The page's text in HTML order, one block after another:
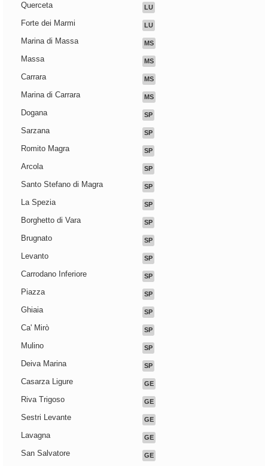
Querceta LU
Forte dei Marmi LU
Marina di Massa MS
Massa MS
Carrara MS
Marina di Carrara MS
Dogana SP
Sarzana SP
Romito Magra SP
Arcola SP
Santo Stefano di Magra SP
La Spezia SP
Borghetto di Vara SP
Brugnato SP
Levanto SP
Carrodano Inferiore SP
Piazza SP
Ghiaia SP
Ca' Mirò SP
Mulino SP
Deiva Marina SP
Casarza Ligure GE
Riva Trigoso GE
Sestri Levante GE
Lavagna GE
San Salvatore GE